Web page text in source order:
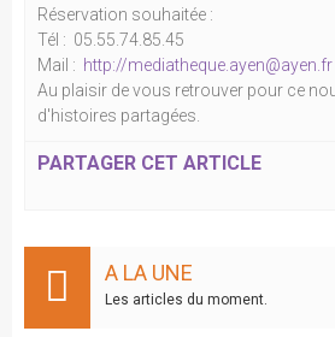
Réservation souhaitée :
Tél : 05.55.74.85.45
Mail : http://mediatheque.ayen@ayen.fr
Au plaisir de vous retrouver pour ce
d'histoires partagées.
PARTAGER CET ARTICLE
A LA UNE
Les articles du moment.